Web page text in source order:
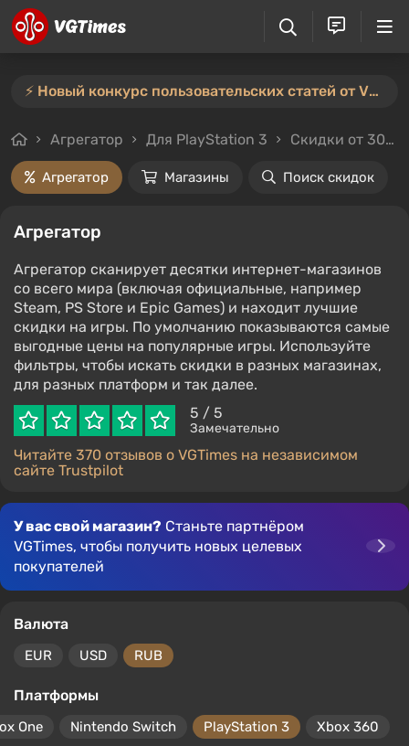
⚡️ Новый конкурс пользовательских статей от VGTimes — участвуйте тут ⚡️
Агрегатор Для PlayStation 3 Скидки от 30%
Агрегатор Магазины Поиск скидок
Агрегатор
Агрегатор сканирует десятки интернет-магазинов
со всего мира (включая официальные, например
Steam, PS Store и Epic Games) и находит лучшие
скидки на игры. По умолчанию показываются самые
выгодные цены на популярные игры. Используйте
фильтры, чтобы искать скидки в разных магазинах,
для разных платформ и так далее.
5 / 5
Замечательно
Читайте 370 отзывов о VGTimes на независимом
сайте Trustpilot
У вас свой магазин? Станьте партнёром
VGTimes, чтобы получить новых целевых
покупателей
Валюта
EUR USD RUB
Платформы
One Nintendo Switch PlayStation 3 Xbox 360